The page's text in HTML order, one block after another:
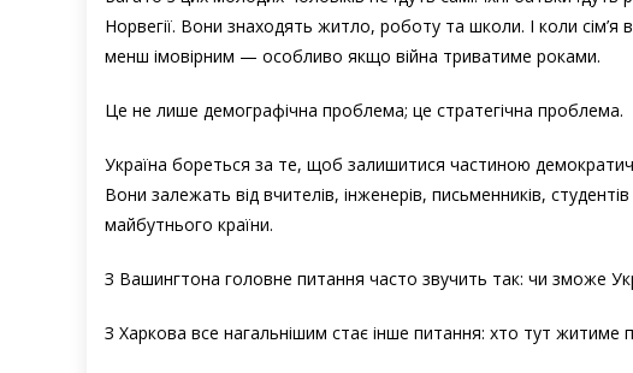
Норвегії. Вони знаходять житло, роботу та школи. І коли
менш імовірним — особливо якщо війна триватиме роками.
Це не лише демографічна проблема; це стратегічна проблема.
Україна бореться за те, щоб залишитися частиною
Вони залежать від вчителів, інженерів, письменників,
майбутнього країни.
З Вашингтона головне питання часто звучить так: чи зможе
З Харкова все нагальнішим стає інше питання: хто тут житиме